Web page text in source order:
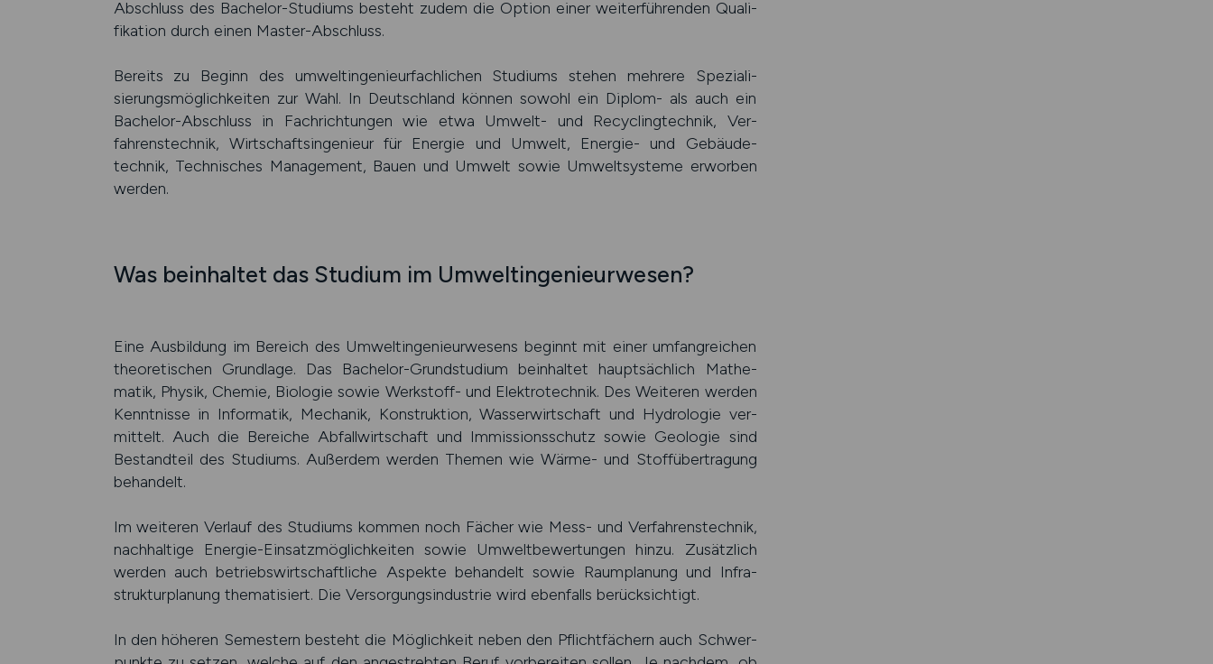
Abschluss des Bachelor-Studiums besteht zudem die Option einer weiter­führenden Quali­
fika­tion durch einen Master-Abschluss.
Bereits zu Beginn des umwelt­ingenieur­fach­lichen Stu­diums stehen mehrere Speziali­
sierungs­mög­lich­keiten zur Wahl. In Deutsch­land können sowohl ein Diplom- als auch ein
Bachelor-Abschluss in Fach­rich­tungen wie etwa Umwelt- und Recycling­technik, Ver­
fahrens­technik, Wirt­schafts­ingenieur für Energie und Umwelt, Energie- und Gebäude­
technik, Tech­nisches Manage­ment, Bauen und Umwelt sowie Umwelt­systeme erworben
werden.
Was beinhaltet das Studium im Umwelt­ingenieur­wesen?
Eine Aus­bildung im Bereich des Umwelt­inge­nieur­wesens beginnt mit einer umfang­reichen
theore­tischen Grund­lage. Das Bachelor-Grund­studium bein­haltet haupt­säch­lich Mathe­
matik, Physik, Chemie, Biologie sowie Werk­stoff- und Elektro­technik. Des Weiteren werden
Kennt­nisse in Infor­matik, Mechanik, Konstruk­tion, Wasser­wirt­schaft und Hydro­logie ver­
mittelt. Auch die Bereiche Abfall­wirt­schaft und Immis­sions­schutz sowie Geo­logie sind
Bestand­teil des Studiums. Außer­dem werden Themen wie Wärme- und Stoff­über­tragung
behan­delt.
Im weiteren Ver­lauf des Studiums kommen noch Fächer wie Mess- und Ver­fahrens­technik,
nac­hhaltige Energie-Ein­satz­mög­lich­keiten sowie Umwelt­bewer­tungen hinzu. Zusätz­lich
werden auch betriebs­wirt­schaft­liche Aspekte behan­delt sowie Raum­planung und Infra­
struktur­planung themati­siert. Die Ver­sorgungs­industrie wird eben­falls berück­sichtigt.
In den höheren Semestern besteht die Mög­lich­keit neben den Pflicht­fächern auch Schwer­